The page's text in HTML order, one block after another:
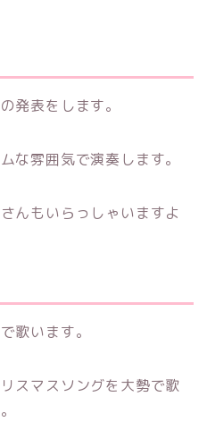
発表をします。
な雰囲気で演奏します。
んもいらっしゃいますよ
歌います。
スマスソングを大勢で歌